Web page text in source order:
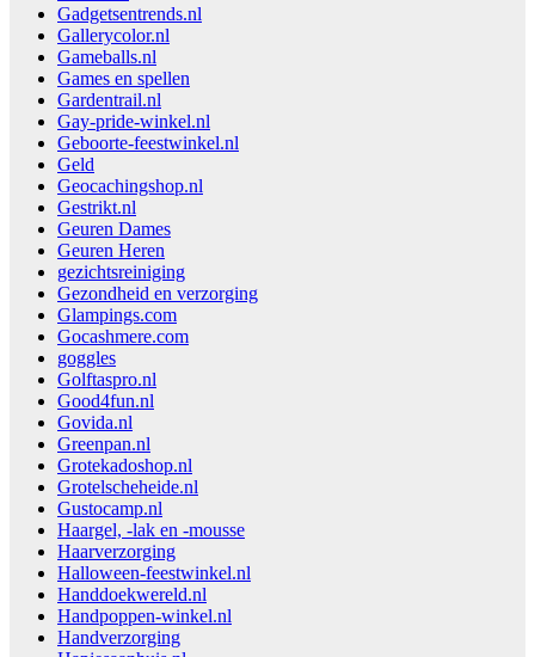
Gadgetsentrends.nl
Gallerycolor.nl
Gameballs.nl
Games en spellen
Gardentrail.nl
Gay-pride-winkel.nl
Geboorte-feestwinkel.nl
Geld
Geocachingshop.nl
Gestrikt.nl
Geuren Dames
Geuren Heren
gezichtsreiniging
Gezondheid en verzorging
Glampings.com
Gocashmere.com
goggles
Golftaspro.nl
Good4fun.nl
Govida.nl
Greenpan.nl
Grotekadoshop.nl
Grotelscheheide.nl
Gustocamp.nl
Haargel, -lak en -mousse
Haarverzorging
Halloween-feestwinkel.nl
Handdoekwereld.nl
Handpoppen-winkel.nl
Handverzorging